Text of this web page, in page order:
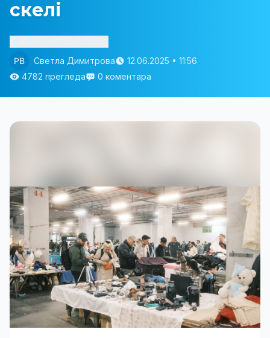
скелі
Светла Димитрова
12.06.2025 • 11:56
4782 прегледа
0 коментара